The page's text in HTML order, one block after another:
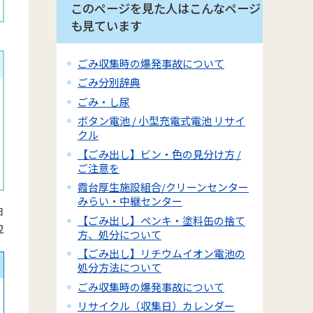
このページを見た人はこんなページ
も見ています
ごみ収集時の爆発事故について
ごみ分別辞典
ごみ・し尿
ボタン電池 / 小型充電式電池 リサイ
クル
【ごみ出し】ビン・色の見分け方 /
ご注意を
霞台厚生施設組合/クリーンセンター
みらい・中継センター
【ごみ出し】ペンキ・塗料缶の捨て
方、処分について
【ごみ出し】リチウムイオン電池の
処分方法について
ごみ収集時の爆発事故について
リサイクル（収集日）カレンダー